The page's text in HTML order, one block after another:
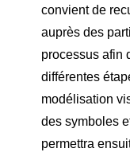
convient de
auprès des
processus afin
différentes
modélisation
des symboles
permettra